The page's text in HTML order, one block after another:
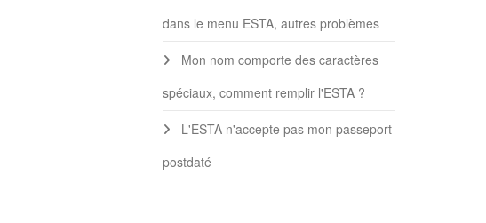
dans le menu ESTA, autres problèmes
Mon nom comporte des caractères
spéciaux, comment remplir l'ESTA ?
L'ESTA n'accepte pas mon passeport
postdaté